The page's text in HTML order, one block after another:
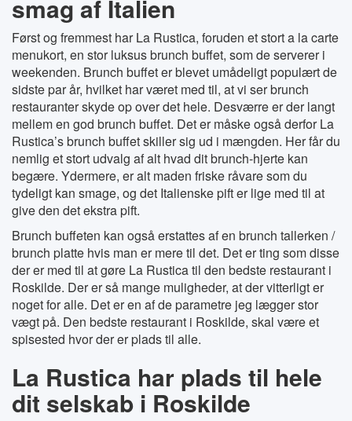
smag af Italien
Først og fremmest har La Rustica, foruden et stort a la carte
menukort, en stor luksus brunch buffet, som de serverer i
weekenden. Brunch buffet er blevet umådeligt populært de
sidste par år, hvilket har været med til, at vi ser brunch
restauranter skyde op over det hele. Desværre er der langt
mellem en god brunch buffet. Det er måske også derfor La
Rustica’s brunch buffet skiller sig ud i mængden. Her får du
nemlig et stort udvalg af alt hvad dit brunch-hjerte kan
begære. Ydermere, er alt maden friske råvare som du
tydeligt kan smage, og det Italienske pift er lige med til at
give den det ekstra pift.
Brunch buffeten kan også erstattes af en brunch tallerken /
brunch platte hvis man er mere til det. Det er ting som disse
der er med til at gøre La Rustica til den bedste restaurant i
Roskilde. Der er så mange muligheder, at der vitterligt er
noget for alle. Det er en af de parametre jeg lægger stor
vægt på. Den bedste restaurant i Roskilde, skal være et
spisested hvor der er plads til alle.
La Rustica har plads til hele
dit selskab i Roskilde